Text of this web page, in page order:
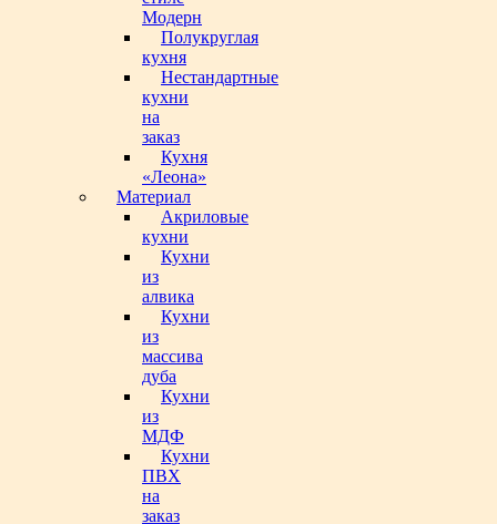
Модерн
Полукруглая
кухня
Нестандартные
кухни
на
заказ
Кухня
«Леона»
Материал
Акриловые
кухни
Кухни
из
алвика
Кухни
из
массива
дуба
Кухни
из
МДФ
Кухни
ПВХ
на
заказ